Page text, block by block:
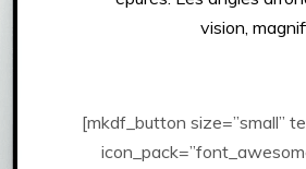
vision,
[mkdf_button size=”small”